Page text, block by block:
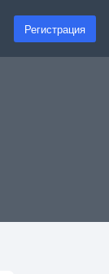
Регистрация